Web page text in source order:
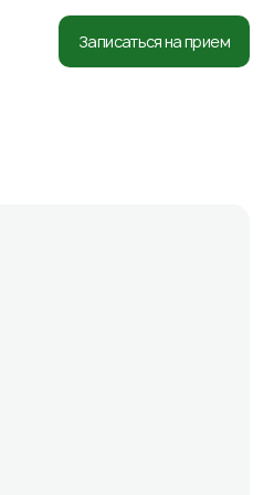
8 (812) 332-54-05
Записаться на прием